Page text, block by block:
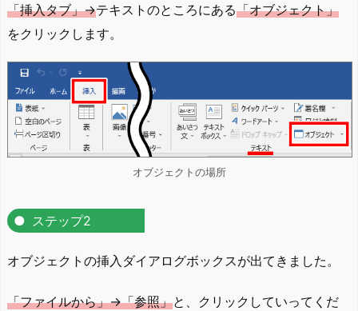
「挿入タブ」→テキストのところにある「オブジェクト」
をクリックします。
オブジェクトの場所
ステップ2
オブジェクトの挿入ダイアログボックスが出てきました。
「ファイルから」→「参照」と、クリックしていってくだ